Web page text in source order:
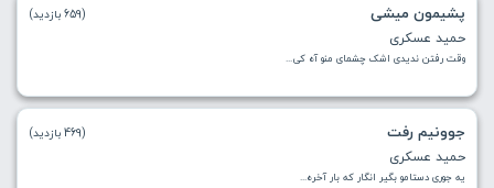
پشیمون میشی
حمید عسکری
وقت رفتن ندیدی اشک چشمای منو آه کی...
(659 بازدید)
جوونیم رفت
حمید عسکری
یه جوری دستامو بگیر انگار که بار آخره...
(469 بازدید)